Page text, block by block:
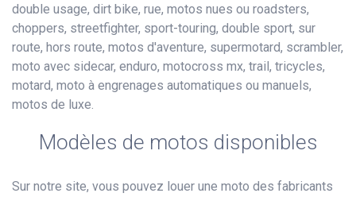
double usage, dirt bike, rue, motos nues ou roadsters,
choppers, streetfighter, sport-touring, double sport, sur
route, hors route, motos d'aventure, supermotard, scrambler,
moto avec sidecar, enduro, motocross mx, trail, tricycles,
motard, moto à engrenages automatiques ou manuels,
motos de luxe.
Modèles de motos disponibles
Sur notre site, vous pouvez louer une moto des fabricants